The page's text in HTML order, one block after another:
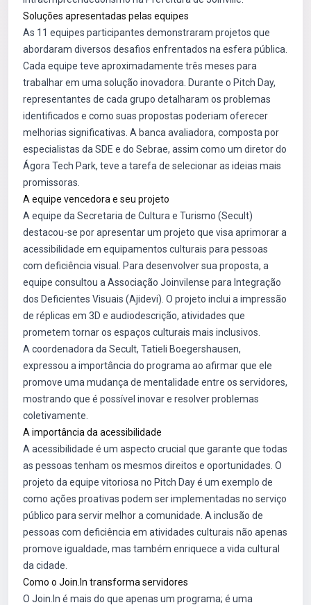
Soluções apresentadas pelas equipes
As 11 equipes participantes demonstraram projetos que
abordaram diversos desafios enfrentados na esfera pública.
Cada equipe teve aproximadamente três meses para
trabalhar em uma solução inovadora. Durante o Pitch Day,
representantes de cada grupo detalharam os problemas
identificados e como suas propostas poderiam oferecer
melhorias significativas. A banca avaliadora, composta por
especialistas da SDE e do Sebrae, assim como um diretor do
Ágora Tech Park, teve a tarefa de selecionar as ideias mais
promissoras.
A equipe vencedora e seu projeto
A equipe da Secretaria de Cultura e Turismo (Secult)
destacou-se por apresentar um projeto que visa aprimorar a
acessibilidade em equipamentos culturais para pessoas
com deficiência visual. Para desenvolver sua proposta, a
equipe consultou a Associação Joinvilense para Integração
dos Deficientes Visuais (Ajidevi). O projeto inclui a impressão
de réplicas em 3D e audiodescrição, atividades que
prometem tornar os espaços culturais mais inclusivos.
A coordenadora da Secult, Tatieli Boegershausen,
expressou a importância do programa ao afirmar que ele
promove uma mudança de mentalidade entre os servidores,
mostrando que é possível inovar e resolver problemas
coletivamente.
A importância da acessibilidade
A acessibilidade é um aspecto crucial que garante que todas
as pessoas tenham os mesmos direitos e oportunidades. O
projeto da equipe vitoriosa no Pitch Day é um exemplo de
como ações proativas podem ser implementadas no serviço
público para servir melhor a comunidade. A inclusão de
pessoas com deficiência em atividades culturais não apenas
promove igualdade, mas também enriquece a vida cultural
da cidade.
Como o Join.In transforma servidores
O Join.In é mais do que apenas um programa; é uma